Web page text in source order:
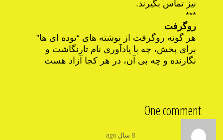
نیز تماس بگیرند.
***
روگرفت
هر گونه روگرفت از نوشته های “توده ای ها”
برای پخش، چه با یادآوری نام تارنگاشت و
نگارنده و چه بی آن، در هر کجا آزاد هست
One comment
8 سال ago